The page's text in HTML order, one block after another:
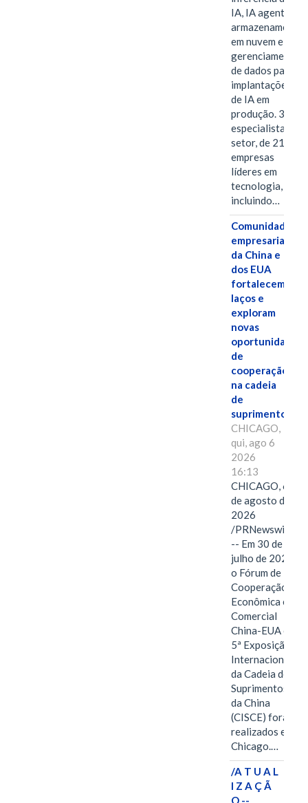
IA, IA agentiva,
armazenamento
em nuvem e
gerenciamento
de dados para
implantações
de IA em
produção. 38
especialistas do
setor, de 21
empresas
líderes em
tecnologia,
incluindo…
Comunidades
empresariais
da China e
dos EUA
fortalecem
laços e
exploram
novas
oportunidades
de
cooperação
na cadeia
de
suprimentos.
CHICAGO,
qui, ago 6
2026
16:13
CHICAGO, 6
de agosto de
2026
/PRNewswire/
-- Em 30 de
julho de 2026,
o Fórum de
Cooperação
Econômica e
Comercial
China-EUA e a
5ª Exposição
Internacional
da Cadeia de
Suprimentos
da China
(CISCE) foram
realizados em
Chicago.…
/A T U A L
I Z A Ç Ã
O --